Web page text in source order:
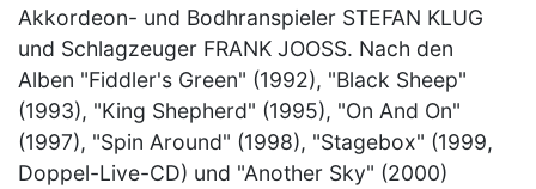
Akkordeon- und Bodhranspieler STEFAN KLUG
und Schlagzeuger FRANK JOOSS. Nach den
Alben "Fiddler's Green" (1992), "Black Sheep"
(1993), "King Shepherd" (1995), "On And On"
(1997), "Spin Around" (1998), "Stagebox" (1999,
Doppel-Live-CD) und "Another Sky" (2000)